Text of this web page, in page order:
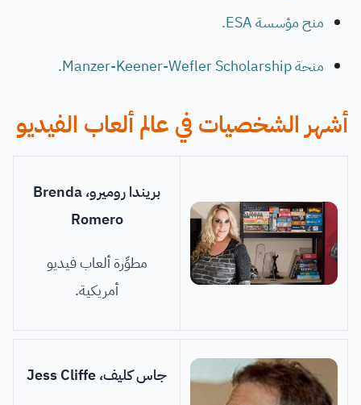
منح مؤسسة ESA.
منحة Manzer-Keener-Wefler Scholarship.
أشهر الشخصيات في عالم ألعاب الفيديو
بريندا روميرو، Brenda
Romero
مطوِّرة ألعاب فيديو
أمريكية.
جاس كليف، Jess Cliffe